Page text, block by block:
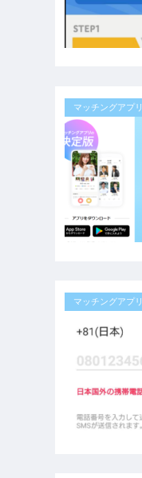
マッチングアプリ
マッチングアプリ